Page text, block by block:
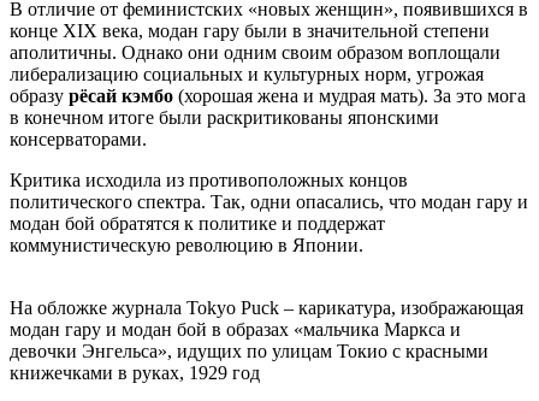
В отличие от феминистских «новых женщин», появившихся в
конце XIX века, модан гару были в значительной степени
аполитичны. Однако они одним своим образом воплощали
либерализацию социальных и культурных норм, угрожая
образу рёсай кэмбо (хорошая жена и мудрая мать). За это мога
в конечном итоге были раскритикованы японскими
консерваторами.
Критика исходила из противоположных концов
политического спектра. Так, одни опасались, что модан гару и
модан бой обратятся к политике и поддержат
коммунистическую революцию в Японии.
На обложке журнала Tokyo Puck – карикатура, изображающая
модан гару и модан бой в образах «мальчика Маркса и
девочки Энгельса», идущих по улицам Токио с красными
книжечками в руках, 1929 год